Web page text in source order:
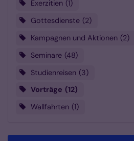
Exerzitien 1
Gottesdienste 2
Kampagnen und Aktionen 2
Seminare 48
Studienreisen 3
Vorträge
12
Wallfahrten 1